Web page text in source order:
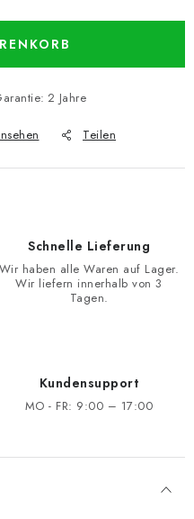
: 2 Jahre
Teilen
Schnelle Lieferung
Wir haben alle Waren auf Lager.
Wir liefern innerhalb von 3
Tagen.
Kundensupport
MO - FR: 9:00 – 17:00